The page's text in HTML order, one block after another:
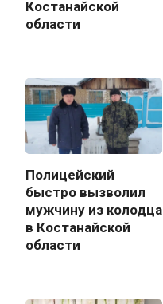
Костанайской
области
Полицейский
быстро вызволил
мужчину из колодца
в Костанайской
области